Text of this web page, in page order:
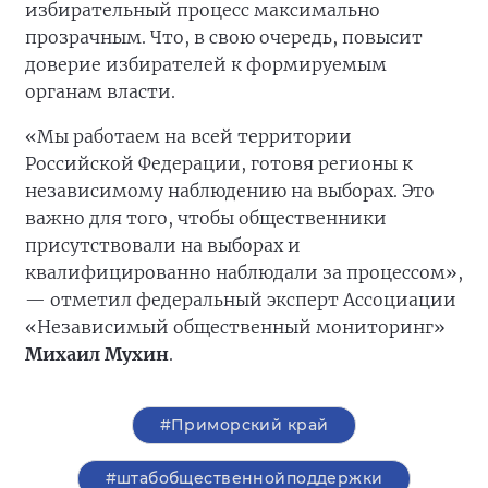
избирательный процесс максимально
прозрачным. Что, в свою очередь, повысит
доверие избирателей к формируемым
органам власти.
«Мы работаем на всей территории
Российской Федерации, готовя регионы к
независимому наблюдению на выборах. Это
важно для того, чтобы общественники
присутствовали на выборах и
квалифицированно наблюдали за процессом»,
— отметил федеральный эксперт Ассоциации
«Независимый общественный мониторинг»
Михаил Мухин.
#Приморский край
#штабобщественнойподдержки